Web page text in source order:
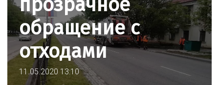
прозрачное
обращение с
отходами
11.05.2020 13:10